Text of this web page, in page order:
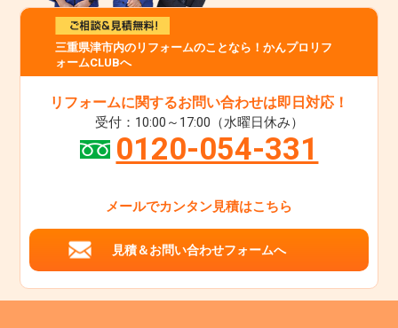
三重県津市内のリフォームのことなら！かんプロリフ
ォームCLUBへ
リフォームに関するお問い合わせは即日対応！
受付：10:00～17:00（水曜日休み）
0120-054-331
メールでカンタン見積はこちら
見積＆お問い合わせフォームへ